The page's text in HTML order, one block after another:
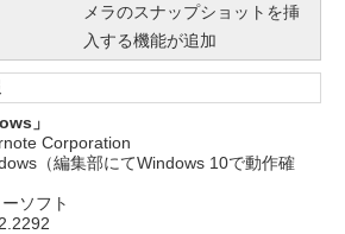
メラのスナップショットを挿
入する機能が追加
」
Corporation
（編集部にてWindows 10で動作確
ソフト